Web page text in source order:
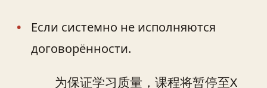
Если системно не исполняются
договорённости.
为保证学习质量，课程将暂停至X